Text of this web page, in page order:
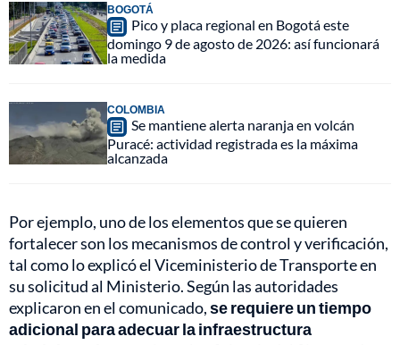
BOGOTÁ
Pico y placa regional en Bogotá este
domingo 9 de agosto de 2026: así funcionará
la medida
COLOMBIA
Se mantiene alerta naranja en volcán
Puracé: actividad registrada es la máxima
alcanzada
Por ejemplo, uno de los elementos que se quieren
fortalecer son los mecanismos de control y verificación,
tal como lo explicó el Viceministerio de Transporte en
su solicitud al Ministerio. Según las autoridades
explicaron en el comunicado,se requiere un tiempo
adicional para adecuar la infraestructura